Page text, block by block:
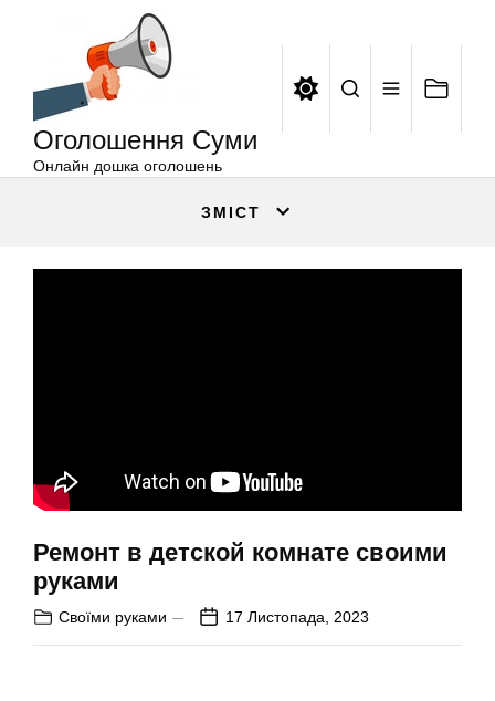
Оголошення Суми
Онлайн дошка оголошень
ЗМІСТ
Ремонт в детской комнате своими
руками
Своїми руками 17 Листопада, 2023